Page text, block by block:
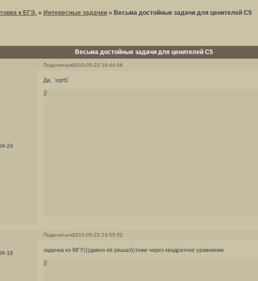
к ЕГЭ. » Интересные задачки » Весьма достойные задачи для ценителей С5
Весьма достойные задачи для ценителей С5
Поделиться2010-05-23 19:44:06
24
Да, `sqrt5`
0
Поделиться2010-05-23 23:55:52
19
задачка из МГУ)))давно её решал))тоже через квадратное уравнение
0